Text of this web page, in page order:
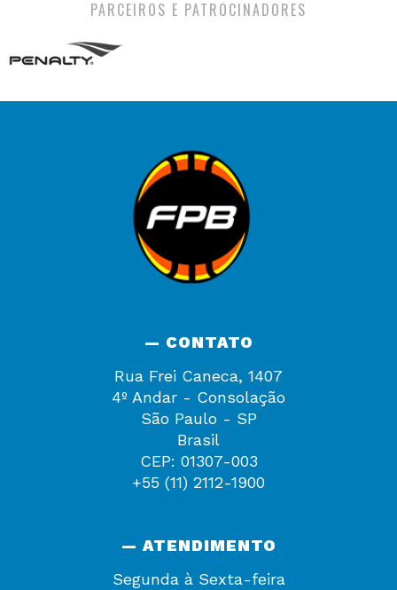
PARCEIROS E PATROCINADORES
— CONTATO
Rua Frei Caneca, 1407
4º Andar - Consolação
São Paulo - SP
Brasil
CEP: 01307-003
+55 (11) 2112-1900
— ATENDIMENTO
Segunda à Sexta-feira